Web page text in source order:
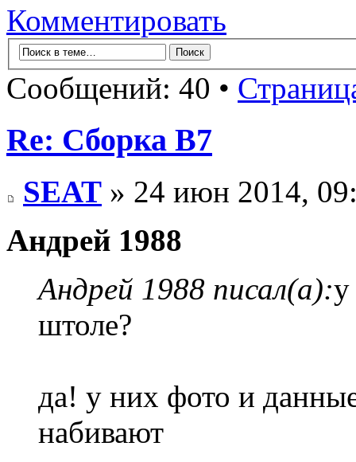
Комментировать
Сообщений: 40 •
Re: Сборка B7
SEAT » 24 июн 2014,
Андрей 1988
Андрей 1988 писал(а):у
штоле?
да! у них фото и
набивают